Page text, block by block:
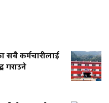
सबै कर्मचारीलाई
गराउने